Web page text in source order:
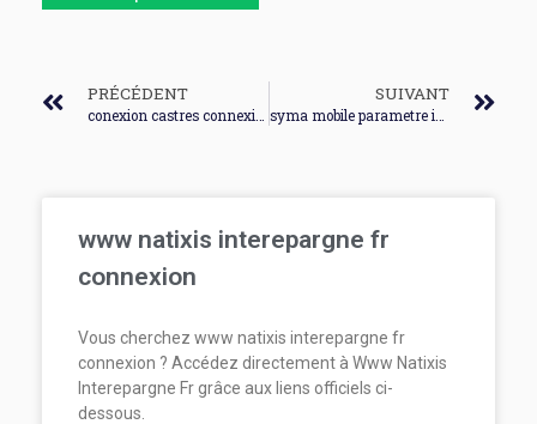
PRÉCÉDENT SUIVANT
www natixis interepargne fr
connexion
Vous cherchez www natixis interepargne fr
connexion ? Accédez directement à Www Natixis
Interepargne Fr grâce aux liens officiels ci-
dessous.